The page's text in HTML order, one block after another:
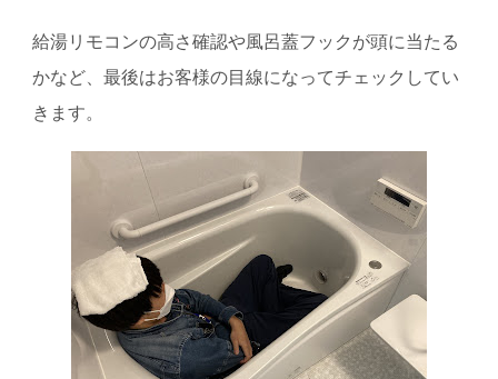
給湯リモコンの高さ確認や風呂蓋フックが頭に当たる
かなど、 最後はお客様の目線になってチェックしてい
きます。